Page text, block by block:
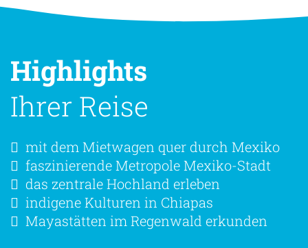
Highlights
Ihrer Reise
mit dem Mietwagen quer durch Mexiko
faszinierende Metropole Mexiko-Stadt
das zentrale Hochland erleben
indigene Kulturen in Chiapas
Mayastätten im Regenwald erkunden